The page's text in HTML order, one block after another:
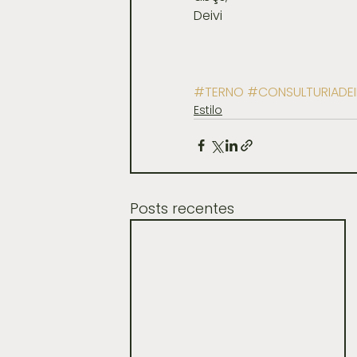
Deivi
#TERNO
Estilo
Posts recentes